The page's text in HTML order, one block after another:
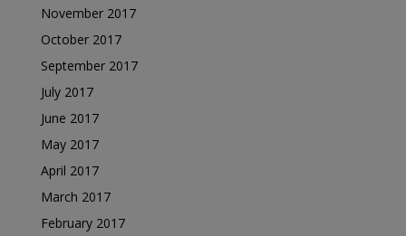
November 2017
October 2017
September 2017
July 2017
June 2017
May 2017
April 2017
March 2017
February 2017